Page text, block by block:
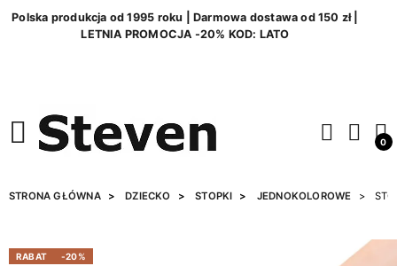
Polska produkcja od 1995 roku | Darmowa dostawa od 150 zł |
LETNIA PROMOCJA -20% KOD: LATO
0
STRONA GŁÓWNA DZIECKO STOPKI JEDNOKOLOROWE
RABAT -20%